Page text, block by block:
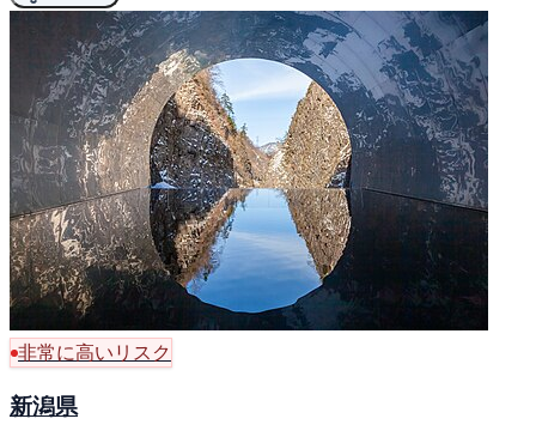
非常に高いリスク
新潟県